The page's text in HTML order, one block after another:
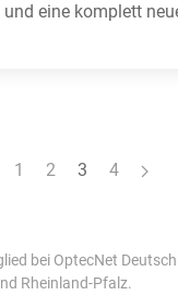
eine komplett
1 2 3 4
bei OptecNet
Rheinland-Pfalz.